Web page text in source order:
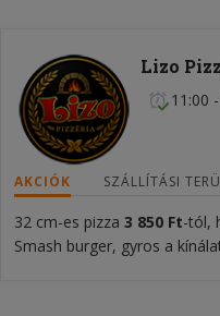
Lizo
11:00
AKCIÓK SZÁLLÍTÁSI
32 cm-es pizza 3 850 Ft-tól,
Smash burger, gyros a